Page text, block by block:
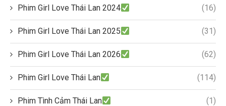
Phim Girl Love Thái Lan 2024 (16)
Phim Girl Love Thái Lan 2025 (31)
Phim Girl Love Thái Lan 2026 (62)
Phim Girl Love Thái Lan (114)
Phim Tình Cảm Thái Lan (1)